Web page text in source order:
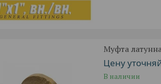
Муфта
Цену
В наличии